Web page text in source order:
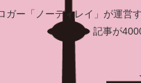
ガー「ノーディレイ」が運営
記事が